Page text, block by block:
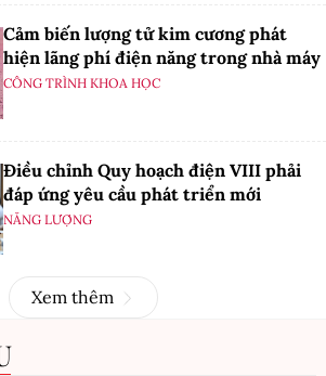
Cảm biến lượng tử kim cương phát
hiện lãng phí điện năng trong nhà máy
CÔNG TRÌNH KHOA HỌC
Điều chỉnh Quy hoạch điện VIII phải
đáp ứng yêu cầu phát triển mới
NĂNG LƯỢNG
Xem thêm